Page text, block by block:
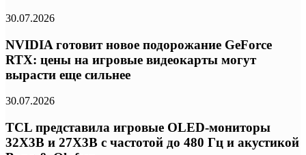
30.07.2026
NVIDIA готовит новое подорожание GeForce
RTX: цены на игровые видеокарты могут
вырасти еще сильнее
30.07.2026
TCL представила игровые OLED-мониторы
32X3B и 27X3B с частотой до 480 Гц и акустикой